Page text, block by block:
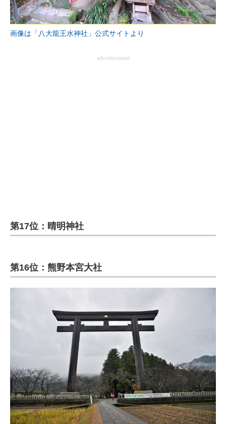
画像は「八大龍王水神社」公式サイトより
advertisement
第17位：晴明神社
第16位：熊野本宮大社